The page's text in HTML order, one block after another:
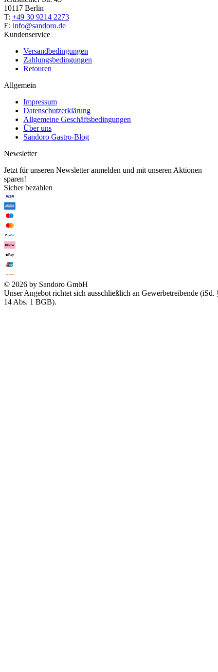
10117 Berlin
T: +49 30 9214 2273
E: info@sandoro.de
Kundenservice
Versandbedingungen
Zahlungsbedingungen
Retouren
Allgemein
Impressum
Datenschutzerklärung
Allgemeine Geschäftsbedingungen
Über uns
Sandoro Gastro-Blog
Newsletter
Jetzt für unseren Newsletter anmelden und mit unseren Aktionen
sparen!
Sicher bezahlen
© 2026 by Sandoro GmbH
Unser Angebot richtet sich ausschließlich an Gewerbetreibende (iSd.
14 Abs. 1 BGB).